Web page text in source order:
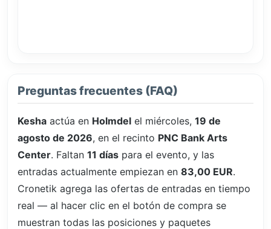
Preguntas frecuentes (FAQ)
Kesha actúa en Holmdel el miércoles, 19 de
agosto de 2026, en el recinto PNC Bank Arts
Center. Faltan 11 días para el evento, y las
entradas actualmente empiezan en 83,00 EUR.
Cronetik agrega las ofertas de entradas en tiempo
real — al hacer clic en el botón de compra se
muestran todas las posiciones y paquetes